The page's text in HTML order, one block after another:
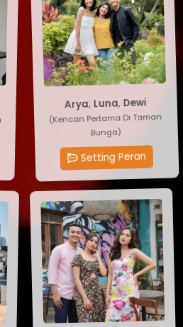
Arya,Luna,Dewi
(Kencan Pertama Di Taman
Bunga)
Setting Peran